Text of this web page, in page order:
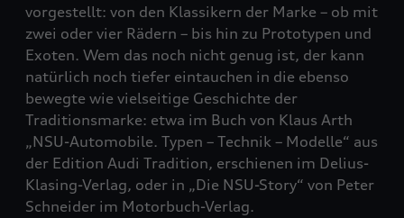
vorgestellt: von den Klassikern der Marke – ob mit
zwei oder vier Rädern – bis hin zu Prototypen und
Exoten. Wem das noch nicht genug ist, der kann
natürlich noch tiefer ein­tauchen in die ebenso
bewegte wie vielseitige Geschichte der
Traditionsmarke: etwa im Buch von Klaus Arth
„NSU-Automobile. Typen – Technik – Modelle“ aus
der Edition Audi Tradition, erschie­nen im Delius-
Klasing-Verlag, oder in „Die NSU-Story“ von Peter
Schneider im Motorbuch-Verlag.